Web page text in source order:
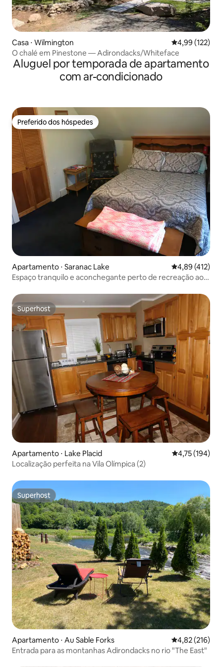
Casa ⋅ Wilmington 4,99 de uma
4,99 (122)
O chalé em Pinestone — Adirondacks/Whiteface
Aluguel por temporada de apartamento
com ar-condicionado
Preferido dos hóspedes
Preferido dos hóspedes
Apartamento ⋅ Saranac Lake 4,89 de uma
4,89 (412)
Espaço tranquilo e aconchegante perto de recreação ao
Superhost
Superhost
Apartamento ⋅ Lake Placid 4,75 de uma
4,75 (194)
Localização perfeita na Vila Olímpica (2)
Superhost
Superhost
Apartamento ⋅ Au Sable Forks 4,82 de uma
4,82 (216)
Entrada para as montanhas Adirondacks no rio "The East"